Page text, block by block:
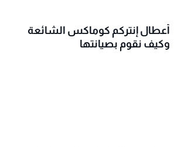
أعطال إنتركم كوماكس الشائعة
وكيف نقوم بصيانتها